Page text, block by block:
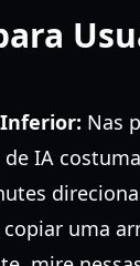
Nas
IA
uma